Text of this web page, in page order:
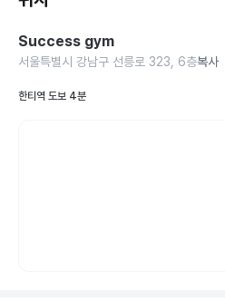
Success gym
서울특별시 강남구 선릉로 323, 6층복사
한티역 도보 4분